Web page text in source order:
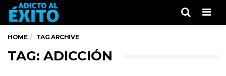
HOME TAG ARCHIVE
TAG: ADICCIÓN